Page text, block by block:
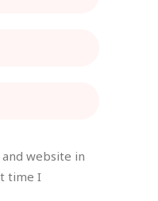
website in
time I